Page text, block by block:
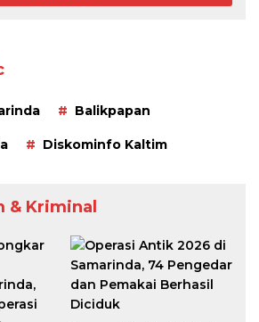
Balikpapan
Diskominfo Kaltim
& Kriminal